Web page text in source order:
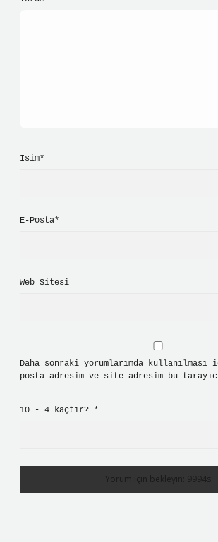
İsim*
E-Posta*
Web Sitesi
Daha sonraki yorumlarımda kullanılması
posta adresim ve site adresim bu
10 - 4 kaçtır? *